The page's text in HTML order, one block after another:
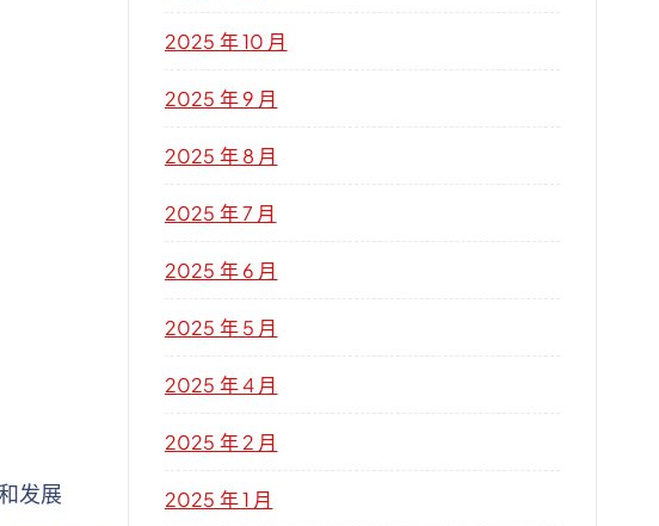
发展
2025 年 10 月
2025 年 9 月
2025 年 8 月
2025 年 7 月
2025 年 6 月
2025 年 5 月
2025 年 4 月
2025 年 2 月
2025 年 1 月